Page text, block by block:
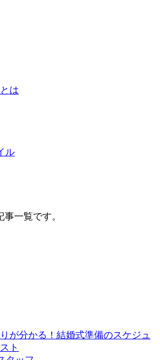
は
ル
事一覧です。
が分かる！結婚式準備のスケジュ
ト